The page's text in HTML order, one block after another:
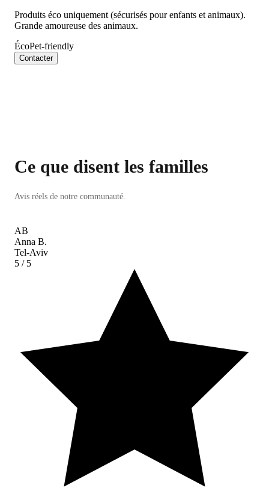
Produits éco uniquement (sécurisés pour enfants et animaux).
Grande amoureuse des animaux.
ÉcoPet-friendly
Contacter
Ce que disent les familles
Avis réels de notre communauté.
AB
Anna B.
Tel-Aviv
5 / 5